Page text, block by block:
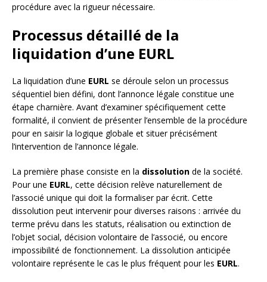
procédure avec la rigueur nécessaire.
Processus détaillé de la
liquidation d’une EURL
La liquidation d’une EURL se déroule selon un processus
séquentiel bien défini, dont l’annonce légale constitue une
étape charnière. Avant d’examiner spécifiquement cette
formalité, il convient de présenter l’ensemble de la procédure
pour en saisir la logique globale et situer précisément
l’intervention de l’annonce légale.
La première phase consiste en la dissolution de la société.
Pour une EURL, cette décision relève naturellement de
l’associé unique qui doit la formaliser par écrit. Cette
dissolution peut intervenir pour diverses raisons : arrivée du
terme prévu dans les statuts, réalisation ou extinction de
l’objet social, décision volontaire de l’associé, ou encore
impossibilité de fonctionnement. La dissolution anticipée
volontaire représente le cas le plus fréquent pour les EURL.